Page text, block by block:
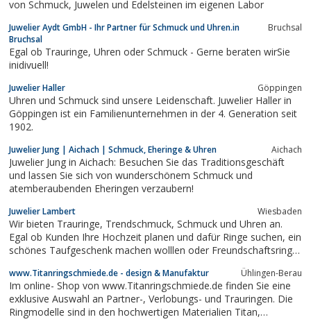
von Schmuck, Juwelen und Edelsteinen im eigenen Labor
Juwelier Aydt GmbH - Ihr Partner für Schmuck und Uhren.in
Bruchsal
Bruchsal
Egal ob Trauringe, Uhren oder Schmuck - Gerne beraten wirSie
inidivuell!
Juwelier Haller Göppingen
Uhren und Schmuck sind unsere Leidenschaft. Juwelier Haller in
Göppingen ist ein Familienunternehmen in der 4. Generation seit
1902.
Juwelier Jung | Aichach | Schmuck, Eheringe & Uhren Aichach
Juwelier Jung in Aichach: Besuchen Sie das Traditionsgeschäft
und lassen Sie sich von wunderschönem Schmuck und
atemberaubenden Eheringen verzaubern!
Juwelier Lambert Wiesbaden
Wir bieten Trauringe, Trendschmuck, Schmuck und Uhren an.
Egal ob Kunden Ihre Hochzeit planen und dafür Ringe suchen, ein
schönes Taufgeschenk machen wolllen oder Freundschaftsringe
Passende für jeden Geschmack und für jeden Geldbeutel.
Interessierte finden nähere...
www.Titanringschmiede.de - design & Manufaktur Ühlingen-Berau
Im online- Shop von www.Titanringschmiede.de finden Sie eine
exklusive Auswahl an Partner-, Verlobungs- und Trauringen. Die
Ringmodelle sind in den hochwertigen Materialien Titan,